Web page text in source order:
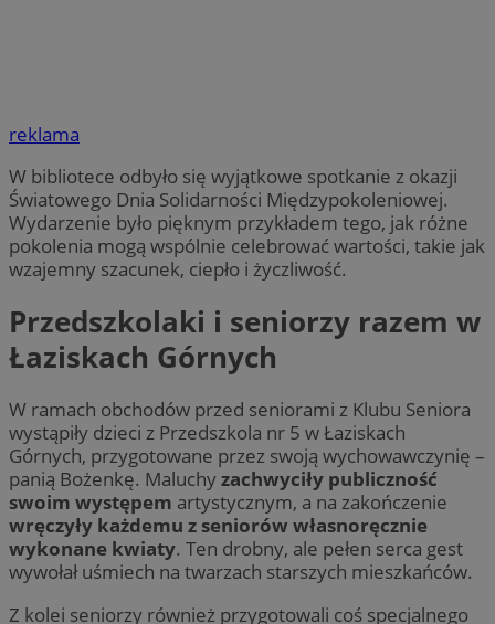
reklama
W bibliotece odbyło się wyjątkowe spotkanie z okazji
Światowego Dnia Solidarności Międzypokoleniowej.
Wydarzenie było pięknym przykładem tego, jak różne
pokolenia mogą wspólnie celebrować wartości, takie jak
wzajemny szacunek, ciepło i życzliwość.
Przedszkolaki i seniorzy razem w
Łaziskach Górnych
W ramach obchodów przed seniorami z Klubu Seniora
wystąpiły dzieci z Przedszkola nr 5 w Łaziskach
Górnych, przygotowane przez swoją wychowawczynię –
panią Bożenkę. Maluchyzachwyciły publiczność
swoim występem artystycznym, a na zakończenie
wręczyły każdemu z seniorów własnoręcznie
wykonane kwiaty. Ten drobny, ale pełen serca gest
wywołał uśmiech na twarzach starszych mieszkańców.
Z kolei seniorzy również przygotowali coś specjalnego